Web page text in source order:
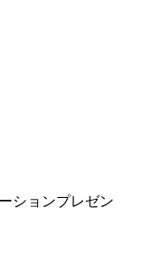
ションプレゼン